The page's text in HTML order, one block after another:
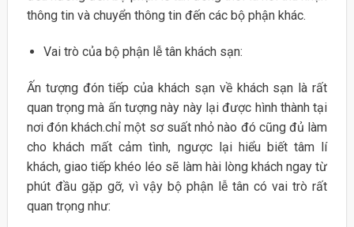
thông tin và chuyển thông tin đến các bộ phận khác.
Vai trò của bộ phận lễ tân khách sạn:
Ấn tượng đón tiếp của khách sạn về khách sạn là rất
quan trọng mà ấn tượng này này lại được hình thành tại
nơi đón khách.chỉ một sơ suất nhỏ nào đó cũng đủ làm
cho khách mất cảm tình, ngược lại hiểu biết tâm lí
khách, giao tiếp khéo léo sẽ làm hài lòng khách ngay từ
phút đầu gặp gỡ, vì vậy bộ phận lễ tân có vai trò rất
quan trọng như: